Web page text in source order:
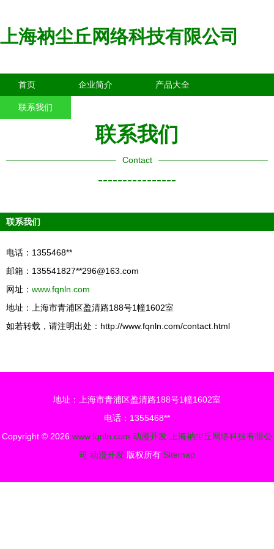
上海衲尘丘网络科技有限公司
首页 企业简介 产品大全
联系我们
联系我们
Contact
----------------
联系我们
电话：1355468**
邮箱：135541827**296@163.com
网址： www.fqnln.com
地址：上海市青浦区盈清路188号1幢1602室
如若转载，请注明出处：http://www.fqnln.com/contact.html
地址：上海市青浦区盈清路188号1幢1602室
电话：1355468**
Copyright © 2026 www.fqnln.com 动漫开发
上海衲尘丘网络科技有限公
司 动漫开发 版权所有 Sitemap